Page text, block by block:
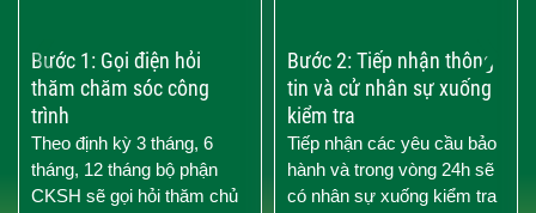
Bước 1: Gọi điện hỏi
thăm chăm sóc công
trình
Theo định kỳ 3 tháng, 6
tháng, 12 tháng bộ phận
CKSH sẽ gọi hỏi thăm chủ
Bước 2: Tiếp nhận thông
tin và cử nhân sự xuống
kiểm tra
Tiếp nhận các yêu cầu bảo
hành và trong vòng 24h sẽ
có nhân sự xuống kiểm tra
›
‹